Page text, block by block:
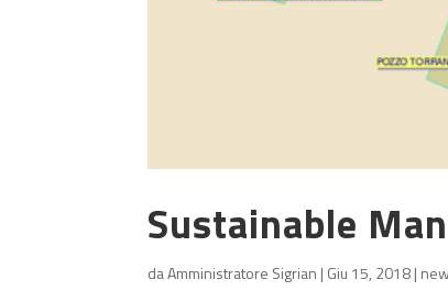
Sustainable
daAmministratore Sigrian | Giu 15, 2018|